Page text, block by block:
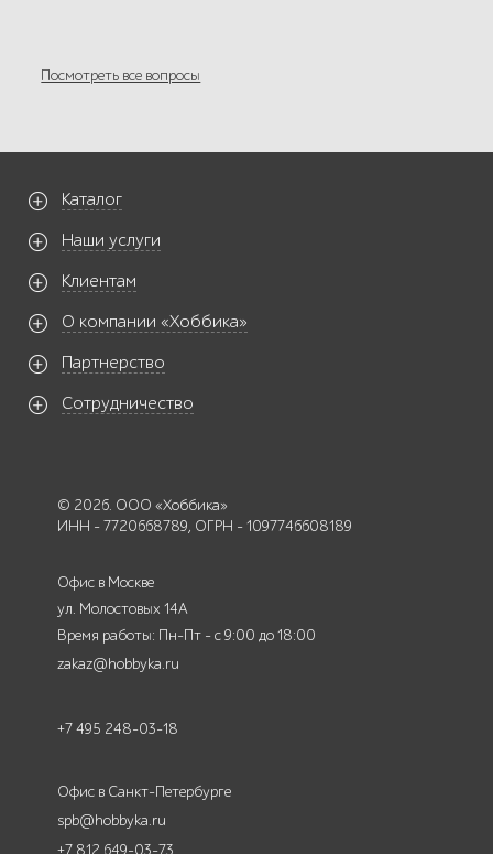
Посмотреть все вопросы
Каталог
Наши услуги
Клиентам
О компании «Хоббика»
Партнерство
Сотрудничество
© 2026. ООО «Хоббика»
ИНН - 7720668789, ОГРН - 1097746608189
Офис в Москве
ул. Молостовых 14А
Время работы: Пн-Пт - с 9:00 до 18:00
zakaz@hobbyka.ru
+7 495 248-03-18
Офис в Санкт-Петербурге
spb@hobbyka.ru
+7 812 649-03-73